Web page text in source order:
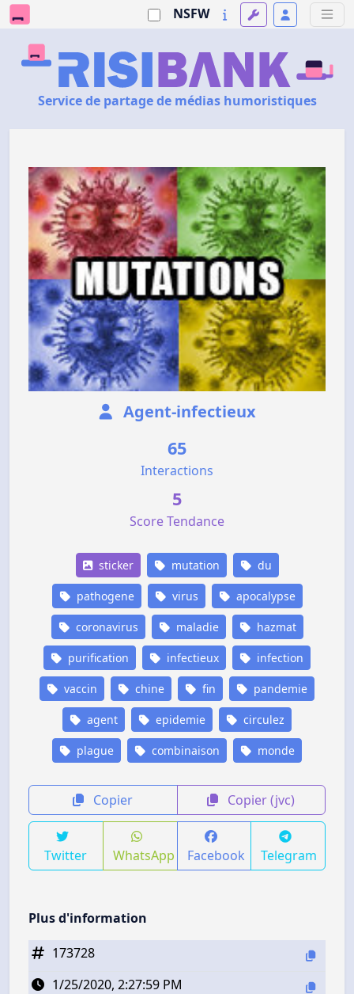
NSFW
Service de partage de médias humoristiques
Agent-infectieux
65
Interactions
5
Score Tendance
sticker mutation du
pathogene virus apocalypse
coronavirus maladie hazmat
purification infectieux infection
vaccin chine fin pandemie
agent epidemie circulez
plague combinaison monde
Copier Copier (jvc)
Twitter WhatsApp Facebook Telegram
Plus d'information
173728
1/25/2020, 2:27:59 PM